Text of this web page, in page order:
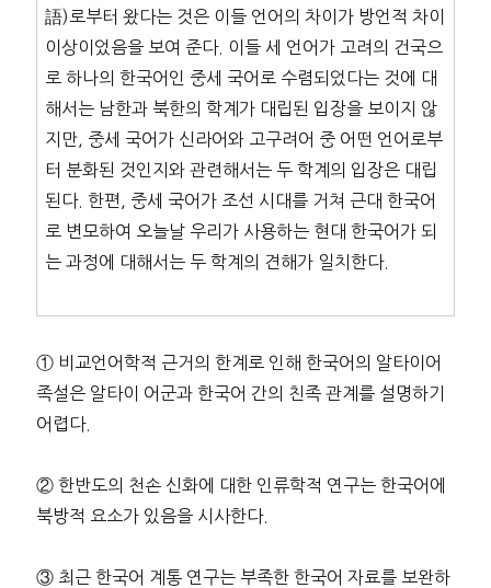
語)로부터 왔다는 것은 이들 언어의 차이가 방언적 차이
이상이었음을 보여 준다. 이들 세 언어가 고려의 건국으
로 하나의 한국어인 중세 국어로 수렴되었다는 것에 대
해서는 남한과 북한의 학계가 대립된 입장을 보이지 않
지만, 중세 국어가 신라어와 고구려어 중 어떤 언어로부
터 분화된 것인지와 관련해서는 두 학계의 입장은 대립
된다. 한편, 중세 국어가 조선 시대를 거쳐 근대 한국어
로 변모하여 오늘날 우리가 사용하는 현대 한국어가 되
는 과정에 대해서는 두 학계의 견해가 일치한다.
① 비교언어학적 근거의 한계로 인해 한국어의 알타이어
족설은 알타이 어군과 한국어 간의 친족 관계를 설명하기
어렵다.
② 한반도의 천손 신화에 대한 인류학적 연구는 한국어에
북방적 요소가 있음을 시사한다.
③ 최근 한국어 계통 연구는 부족한 한국어 자료를 보완하